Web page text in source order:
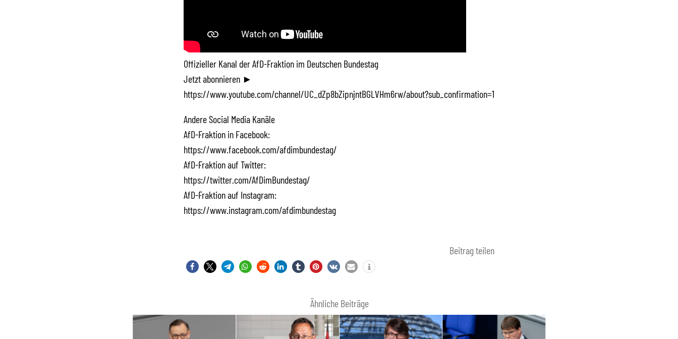
Offizieller Kanal der AfD-Fraktion im Deutschen Bundestag
Jetzt abonnieren ►
https://www.youtube.com/channel/UC_dZp8bZipnjntBGLVHm6rw/about?sub_confirmation=1
Andere Social Media Kanäle
AfD-Fraktion in Facebook:
https://www.facebook.com/afdimbundestag/
AfD-Fraktion auf Twitter:
https://twitter.com/AfDimBundestag/
AfD-Fraktion auf Instagram:
https://www.instagram.com/afdimbundestag
Beitrag teilen
Ähnliche Beiträge